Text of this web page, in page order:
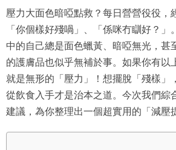
壓力大面色暗啞點救？每日營營役役，
「你個樣好殘喎」、「係咪冇瞓好？」
中的自己總是面色蠟黃、暗啞無光，甚
的護膚品也似乎無補於事。如果你有以
就是無形的「壓力」！想擺脫「殘樣」
從飲食入手才是治本之道。今次我們綜
建議，為你整理出一個超實用的「減壓